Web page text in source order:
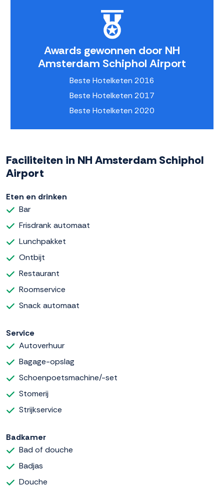
Awards gewonnen door NH
Amsterdam Schiphol Airport
Beste Hotelketen 2016
Beste Hotelketen 2017
Beste Hotelketen 2020
Faciliteiten in NH Amsterdam Schiphol
Airport
Eten en drinken
Bar
Frisdrank automaat
Lunchpakket
Ontbijt
Restaurant
Roomservice
Snack automaat
Service
Autoverhuur
Bagage-opslag
Schoenpoetsmachine/-set
Stomerij
Strijkservice
Badkamer
Bad of douche
Badjas
Douche